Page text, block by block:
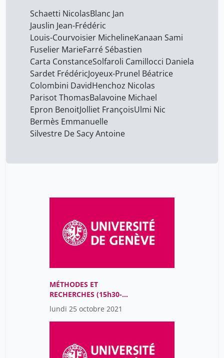
Schaetti NicolasBlanc Jan
Jauslin Jean-Frédéric
Louis-Courvoisier MichelineKanaan Sami
Fuselier MarieFarré Sébastien
Carta ConstanceSolfaroli Camillocci Daniela
Sardet FrédéricJoyeux-Prunel Béatrice
Colombini DavidHenchoz Nicolas
Parisot ThomasBalavoine Michael
Epron BenoitJolliet FrançoisUlmi Nic
Bermès Emmanuelle
Silvestre De Sacy Antoine
MÉTHODES ET
RECHERCHES (15h30-
17h30)
lundi 25 octobre 2021